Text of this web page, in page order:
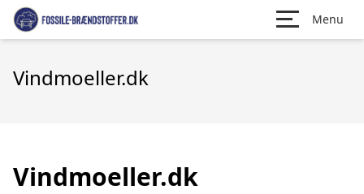
Menu
Vindmoeller.dk
Vindmoeller.dk